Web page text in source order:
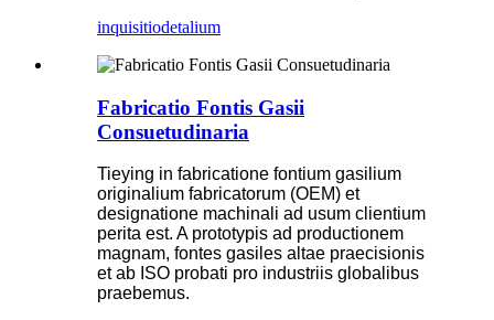
inquisitiodetalium
Fabricatio Fontis Gasii
Consuetudinaria
Tieying in fabricatione fontium gasilium
originalium fabricatorum (OEM) et
designatione machinali ad usum clientium
perita est. A prototypis ad productionem
magnam, fontes gasiles altae praecisionis
et ab ISO probati pro industriis globalibus
praebemus.